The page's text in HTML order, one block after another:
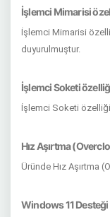
İşlemci Mimarisi
İşlemci Mimarisi
duyurulmuştur.
İşlemci Soketi
İşlemci Soketi
Hız Aşırtma
Üründe Hız Aşırtma
Windows 11 Desteği